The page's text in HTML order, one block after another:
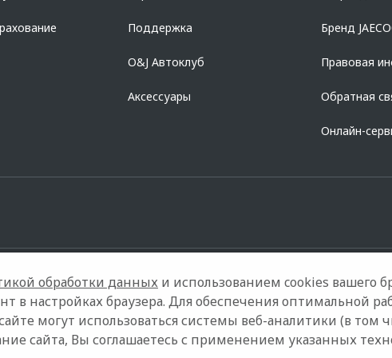
Поддержка
O&J Автоклуб
Аксессуары
Бренд
Правовая
Обратная
Онлайн-
Контакты Правовая информация
обработки данных и использованием cookies вашего
в настройках браузера. Для обеспечения оптимальной
могут использоваться системы веб-аналитики (в том
сайта, Вы соглашаетесь с применением указанных